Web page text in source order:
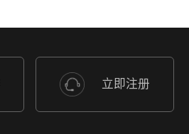
立即注册